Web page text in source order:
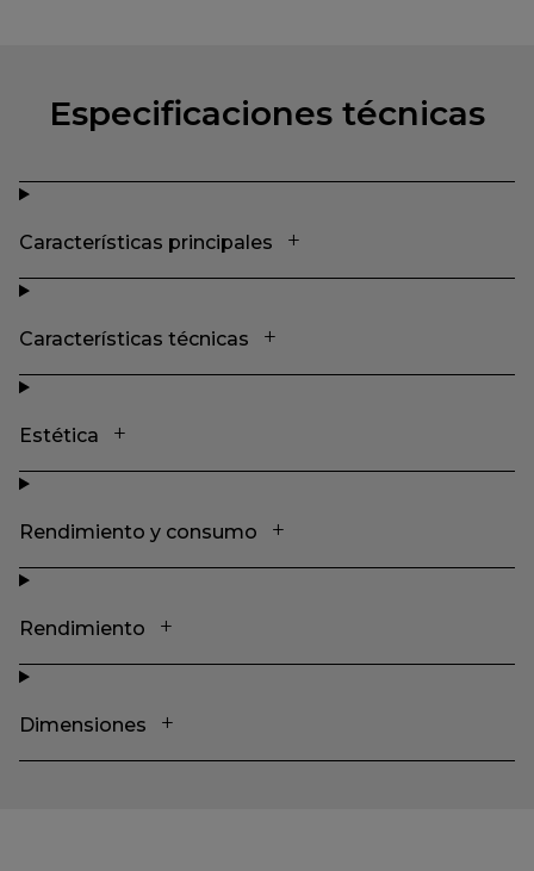
Especificaciones técnicas
Características principales
Características técnicas
Estética
Rendimiento y consumo
Rendimiento
Dimensiones